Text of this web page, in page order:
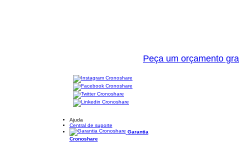
Peça um orçamento
Ajuda
Central de suporte
Garantia
Cronoshare